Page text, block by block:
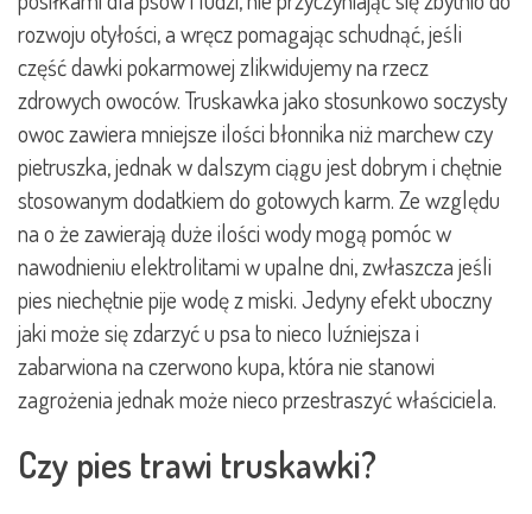
rozwoju otyłości, a wręcz pomagając schudnąć, jeśli
część dawki pokarmowej zlikwidujemy na rzecz
zdrowych owoców. Truskawka jako stosunkowo soczysty
owoc zawiera mniejsze ilości błonnika niż marchew czy
pietruszka, jednak w dalszym ciągu jest dobrym i chętnie
stosowanym dodatkiem do gotowych karm. Ze względu
na o że zawierają duże ilości wody mogą pomóc w
nawodnieniu elektrolitami w upalne dni, zwłaszcza jeśli
pies niechętnie pije wodę z miski. Jedyny efekt uboczny
jaki może się zdarzyć u psa to nieco luźniejsza i
zabarwiona na czerwono kupa, która nie stanowi
zagrożenia jednak może nieco przestraszyć właściciela.
Czy pies trawi truskawki?